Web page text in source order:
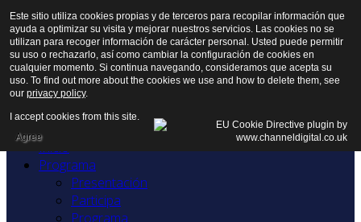
Inicio
Programa
Presentación
Participa
Programa
Este sitio utiliza cookies propias y de terceros para recopilar información que
ayuda a optimizar su visita y mejorar nuestros servicios. Las cookies no se
utilizan para recoger información de carácter personal. Usted puede permitir
su uso o rechazarlo, así como cambiar la configuración de cookies en
cualquier momento. Si continua navegando, consideramos que acepta su
uso. To find out more about the cookies we use and how to delete them, see
our privacy policy.
I accept cookies from this site.
Agree